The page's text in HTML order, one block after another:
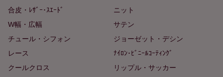
合皮・ﾚｻﾞｰ･ｽｴｰﾄﾞ
ニット
W幅・広幅
サテン
チュール・シフォン
ジョーゼット・デシン
レース
ﾅｲﾛﾝ･ﾋﾞﾆｰﾙｺｰﾃｨﾝｸﾞ
クールクロス
リップル・サッカー